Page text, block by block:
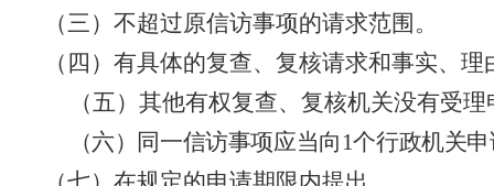
（三）不超过原信访事项的请求范围。
（四）有具体的复查、复核请求和事实、理
（五）其他有权复查、复核机关没有受
（六）同一信访事项应当向 1个行政机关